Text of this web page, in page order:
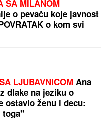
SA MILANOM
o pevaču koje javnost
o kom svi
LJUBAVNICOM Ana
dlake na jeziku o
ostavio ženu i decu:
toga"